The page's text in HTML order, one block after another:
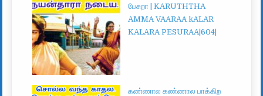
பேசுறா | KARUTHTHA
AMMA VAARAA kALAR
KALARA PESURAA|604|
கண்ணால கண்ணால பாக்கிற